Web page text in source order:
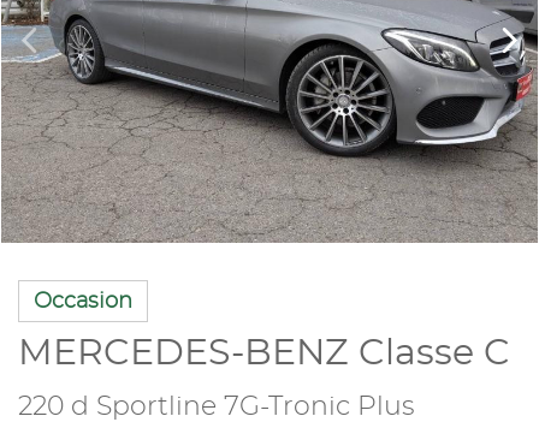
Occasion
MERCEDES-BENZ Classe C
220 d Sportline 7G-Tronic Plus